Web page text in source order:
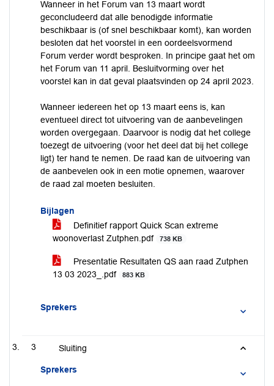
Wanneer in het Forum van 13 maart wordt
geconcludeerd dat alle benodigde informatie
beschikbaar is (of snel beschikbaar komt), kan worden
besloten dat het voorstel in een oordeelsvormend
Forum verder wordt besproken. In principe gaat het om
het Forum van 11 april. Besluitvorming over het
voorstel kan in dat geval plaatsvinden op 24 april 2023.
Wanneer iedereen het op 13 maart eens is, kan
eventueel direct tot uitvoering van de aanbevelingen
worden overgegaan. Daarvoor is nodig dat het college
toezegt de uitvoering (voor het deel dat bij het college
ligt) ter hand te nemen. De raad kan de uitvoering van
de aanbevelen ook in een motie opnemen, waarover
de raad zal moeten besluiten.
Bijlagen
Definitief rapport Quick Scan extreme
woonoverlast Zutphen.pdf
738 KB
Presentatie Resultaten QS aan raad Zutphen
13 03 2023_.pdf
883 KB
Sprekers
3 Sluiting
Sprekers